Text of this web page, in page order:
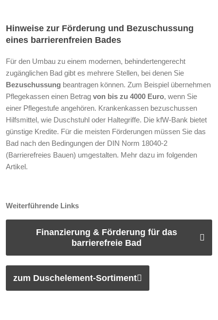
Hinweise zur Förderung und Bezuschussung
eines barrierenfreien Bades
Für den Umbau zu einem modernen, behindertengerecht
zugänglichen Bad gibt es mehrere Stellen, bei denen Sie
Bezuschussung beantragen können. Zum Beispiel übernehmen
Pflegekassen einen Betrag von bis zu 4000 Euro, wenn Sie
einer Pflegestufe angehören. Krankenkassen bezuschussen
Hilfsmittel, wie Duschstuhl oder Haltegriffe. Die kfW-Bank bietet
günstige Kredite. Für die meisten Förderungen müssen Sie das
Bad nach den Bedingungen der DIN Norm 18040-2
(Barrierefreies Bauen) umgestalten. Mehr dazu im folgenden
Artikel.
Weiterführende Links
Finanzierung & Förderung für das
barrierefreie Bad
zum Duschelement-Sortiment